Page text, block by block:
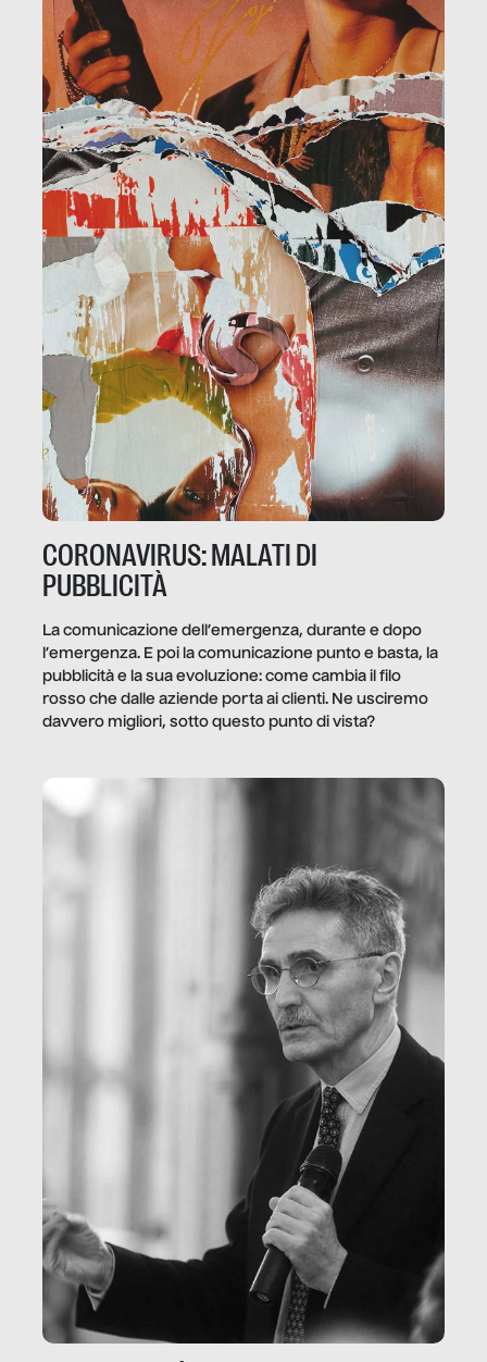
CORONAVIRUS: MALATI DI
PUBBLICITÀ
La comunicazione dell’emergenza, durante e dopo
l’emergenza. E poi la comunicazione punto e basta, la
pubblicità e la sua evoluzione: come cambia il filo
rosso che dalle aziende porta ai clienti. Ne usciremo
davvero migliori, sotto questo punto di vista?